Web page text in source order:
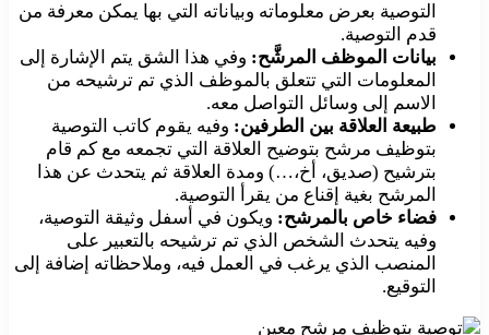
التوصية بعرض معلوماته وبياناته التي بها يمكن معرفة من
قدم التوصية.
بيانات الموظف المرشَّح: وفي هذا الشق يتم الإشارة إلى
المعلومات التي تتعلق بالموظف الذي تم ترشيحه من
الاسم إلى وسائل التواصل معه.
طبيعة العلاقة بين الطرفين: وفيه يقوم كاتب التوصية
بتوظيف مرشح بتوضيح العلاقة التي تجمعه مع كم قام
بترشيح (صديق، أخ،…) ومدة العلاقة ثم يتحدث عن هذا
المرشح بغية إقناع من يقرأ التوصية.
فضاء خاص بالمرشح: ويكون في أسفل وثيقة التوصية،
وفيه يتحدث الشخص الذي تم ترشيحه بالتعبير على
المنصب الذي يرغب في العمل فيه، وملاحظاته إضافة إلى
التوقيع.